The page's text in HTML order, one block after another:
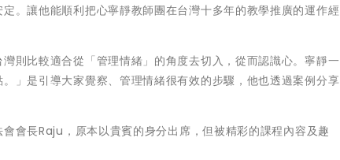
。讓他能順利把心寧靜教師團在台灣十多年的教學推廣的運作經
則比較適合從「管理情緒」的角度去切入，從而認識心。寧靜一
」是引導大家覺察、管理情緒很有效的步驟，他也透過案例分享
會長Raju，原本以貴賓的身分出席，但被精彩的課程內容及趣